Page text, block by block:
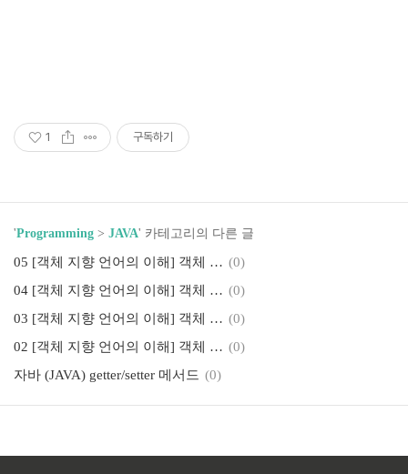
1 구독하기
'Programming > JAVA' 카테고리의 다른 글
05 [객체 지향 언어의 이해] 객체 지향의 4대 특성 04 - 다형성과 캡슐화 (0)
04 [객체 지향 언어의 이해] 객체 지향의 4대 특성 03 - 상속 (0)
03 [객체 지향 언어의 이해] 객체 지향의 4대 특성 - 02 추상화와 메모리 (0)
02 [객체 지향 언어의 이해] 객체 지향의 4대 특성 - 01 추상화 (0)
자바 (JAVA) getter/setter 메서드 (0)